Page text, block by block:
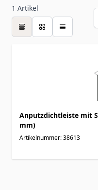
1 Artikel
Tabelle
Anputzdichtleiste mit
mm)
Artikelnummer: 38613